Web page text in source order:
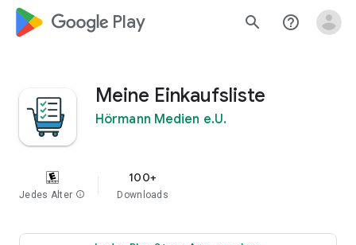
google_logo Play search help_outline
Meine Einkaufsliste
Hörmann Medien e.U.
Jedes Alter info
100+
Downloads